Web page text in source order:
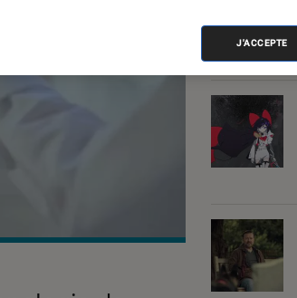
J'ACCEPTE